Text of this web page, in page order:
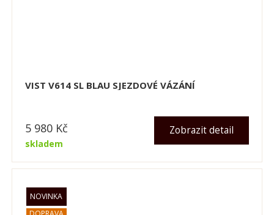
VIST V614 SL BLAU SJEZDOVÉ VÁZÁNÍ
skladem
Zobrazit detail
5 980 Kč